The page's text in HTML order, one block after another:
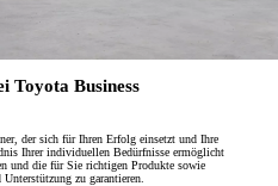
Toyota Business
der sich für Ihren Erfolg einsetzt und Ihre
Ihrer individuellen Bedürfnisse ermöglicht
und die für Sie richtigen Produkte sowie
zu garantieren.